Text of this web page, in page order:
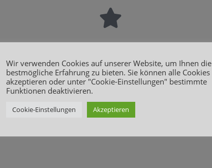
Wir verwenden Cookies auf unserer Website, um Ihnen die
bestmögliche Erfahrung zu bieten. Sie können alle Cookies
akzeptieren oder unter "Cookie-Einstellungen" bestimmte
Funktionen deaktivieren.
Cookie-Einstellungen Akzeptieren